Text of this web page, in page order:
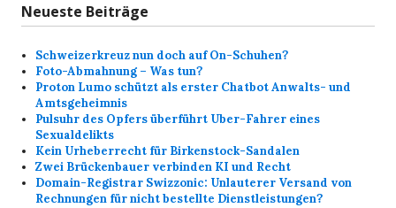
Neueste Beiträge
Schweizerkreuz nun doch auf On-Schuhen?
Foto-Abmahnung – Was tun?
Proton Lumo schützt als erster Chatbot Anwalts- und
Amtsgeheimnis
Pulsuhr des Opfers überführt Uber-Fahrer eines
Sexualdelikts
Kein Urheberrecht für Birkenstock-Sandalen
Zwei Brückenbauer verbinden KI und Recht
Domain-Registrar Swizzonic: Unlauterer Versand von
Rechnungen für nicht bestellte Dienstleistungen?